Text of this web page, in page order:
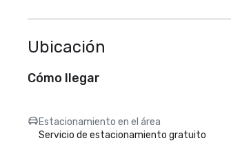
Ubicación
Cómo llegar
Estacionamiento en el área
Servicio de estacionamiento gratuito